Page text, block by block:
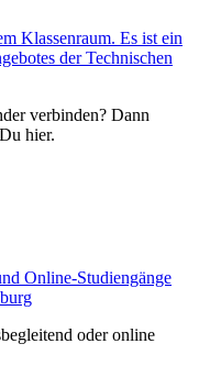
verbinden? Dann
hier.
oder online